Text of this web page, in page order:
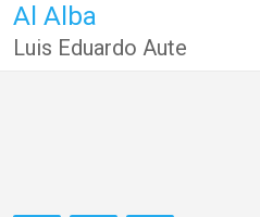
Al Alba
Luis Eduardo Aute